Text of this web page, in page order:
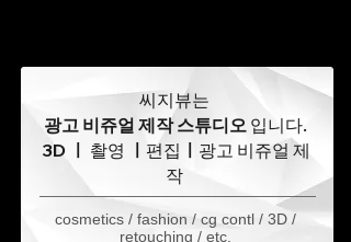
씨지뷰는
광고 비쥬얼 제작 스튜디오 입니다.
3D
촬영 편집
​광고 비쥬얼 제
작
cosmetics / fashion / cg contl / 3D /
retouching / etc.